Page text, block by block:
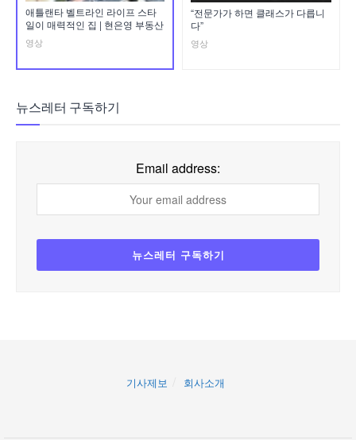
애틀랜타 벨트라인 라이프 스타
일이 매력적인 집 | 현은영 부동산
영상
“전문가가 하면 클래스가 다릅니
다”
영상
뉴스레터 구독하기
Email address:
기사제보 회사소개